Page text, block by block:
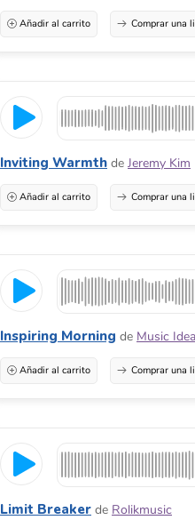
Añadir al carrito Comprar una
Inviting Warmth de Jeremy Kim
Añadir al carrito Comprar una
Inspiring Morning de Music
Añadir al carrito Comprar una
Limit Breaker de Rolikmusic